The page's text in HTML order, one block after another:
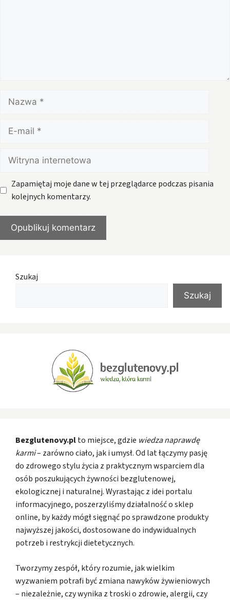
Nazwa
mail
Witryna
internetowa
Zapamiętaj moje dane w tej przeglądarce podczas pisania
kolejnych komentarzy.
Szukaj
Szukaj
Bezglutenovy.plto miejsce, gdzie wiedza naprawdę
karmi– zarówno ciało, jak i umysł. Od lat łączymy pasję
do zdrowego stylu życia z praktycznym wsparciem dla
osób poszukujących żywności bezglutenowej,
ekologicznej i naturalnej. Wyrastając z idei portalu
informacyjnego, poszerzyliśmy działalność o sklep
online, by każdy mógł sięgnąć po sprawdzone produkty
najwyższej jakości, dostosowane do indywidualnych
potrzeb i restrykcji dietetycznych.
Tworzymy zespół, który rozumie, jak wielkim
wyzwaniem potrafi być zmiana nawyków żywieniowych
– niezależnie, czy wynika z troski o zdrowie, alergii, czy